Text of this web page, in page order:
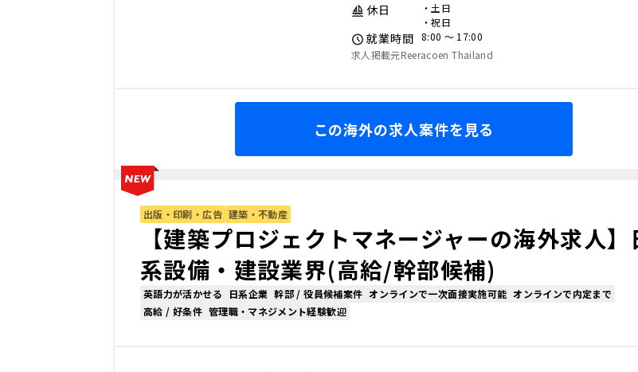
休日
・土日
・祝日
就業時間
8:00 〜 17:00
求人掲載元Reeracoen Thailand
この海外の求人案件を見る
出版・印刷・広告 建築・不動産
【建築プロジェクトマネージャーの海外求人】
系設備・建設業界(高給/幹部候補)
英語力が活かせる 日系企業 幹部 / 役員候補案件 オンラインで一次面接実施可能 オンラインで内定まで
高給 / 好条件 管理職・マネジメント経験歓迎